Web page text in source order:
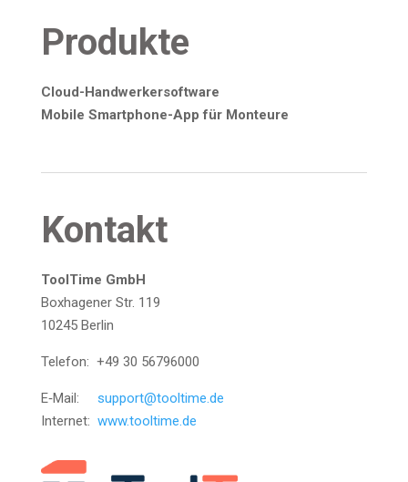
Pro­duk­te
Cloud-Hand­wer­ker­soft­ware
Mobi­le Smart­phone-App für Monteure
Kon­takt
Tool­Ti­me GmbH
Box­ha­ge­ner Str. 119
10245 Berlin
Tele­fon: +49 30 56796000
E‑Mail:
support@tooltime.de
Inter­net: www.tooltime.de